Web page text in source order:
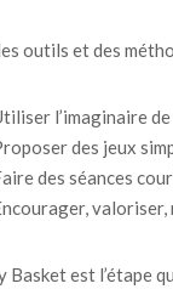
outils et des
l’imaginaire de
des jeux
des séances
Basket est l’étape